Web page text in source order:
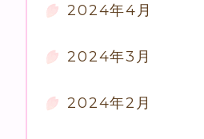
2024年4月
2024年3月
2024年2月